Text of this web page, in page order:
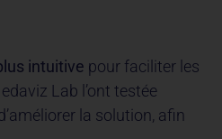
intuitive pour faciliter les
Lab l’ont testée
la solution, afin